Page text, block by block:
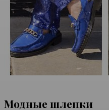
Модные шлепки